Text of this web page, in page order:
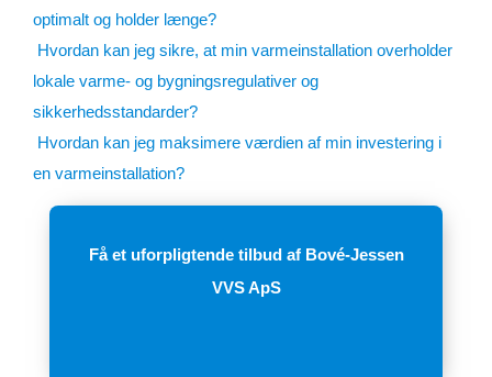
optimalt og holder længe?
Hvordan kan jeg sikre, at min varmeinstallation overholder
lokale varme- og bygningsregulativer og
sikkerhedsstandarder?
Hvordan kan jeg maksimere værdien af min investering i
en varmeinstallation?
Få et uforpligtende tilbud af Bové-Jessen
VVS ApS